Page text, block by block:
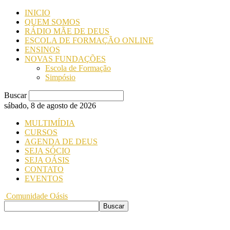
INICIO
QUEM SOMOS
RÁDIO MÃE DE DEUS
ESCOLA DE FORMAÇÃO ONLINE
ENSINOS
NOVAS FUNDAÇÕES
Escola de Formação
Simpósio
Buscar
sábado, 8 de agosto de 2026
MULTIMÍDIA
CURSOS
AGENDA DE DEUS
SEJA SÓCIO
SEJA OÁSIS
CONTATO
EVENTOS
Comunidade Oásis